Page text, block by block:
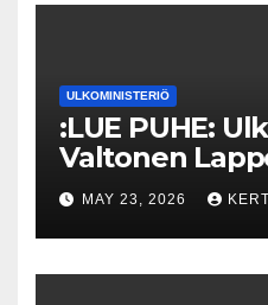
ULKOMINISTERIÖ
:LUE PUHE:
Valtonen
Lahden
MAY 23, 2026